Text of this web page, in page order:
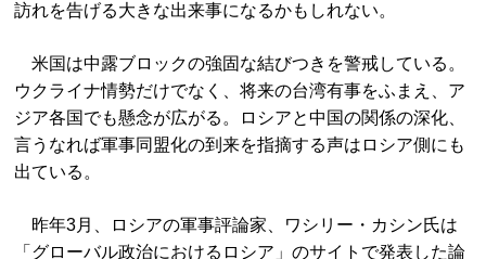
訪れを告げる大きな出来事になるかもしれない。
米国は中露ブロックの強固な結びつきを警戒している。
ウクライナ情勢だけでなく、将来の台湾有事をふまえ、ア
ジア各国でも懸念が広がる。ロシアと中国の関係の深化、
言うなれば軍事同盟化の到来を指摘する声はロシア側にも
出ている。
昨年3月、ロシアの軍事評論家、ワシリー・カシン氏は
「グローバル政治におけるロシア」のサイトで発表した論